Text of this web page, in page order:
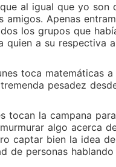
al igual que yo son
amigos. Apenas
los grupos que
quien a su respectiva
toca matemáticas
pesadez
tocan la campana
algo acerca
captar bien la idea
de personas